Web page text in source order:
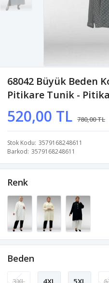
68042 Büyük Beden
Pitikare Tunik -
520,00 TL 780,00 TL
Stok Kodu 3579168248611
Barkod 3579168248611
Renk
Beden